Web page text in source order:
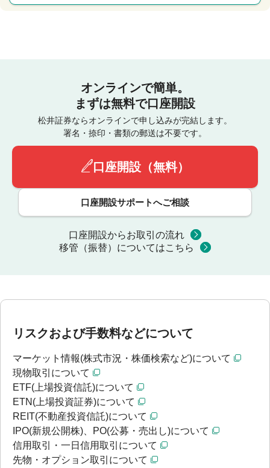
オンラインで簡単。
まずは無料で口座開設
松井証券ならオンラインで申し込みが完結します。
署名・捺印・書類の郵送は不要です。
口座開設（無料）
口座開設サポートへご相談
口座開設からお取引の流れ
移管（振替）についてはこちら
リスクおよび手数料などについて
マーケット情報(株式市況・株価検索など)について
現物取引について
ETF(上場投資信託)について
ETN(上場投資証券)について
REIT(不動産投資信託)について
IPO(新規公開株)、PO(公募・売出し)について
信用取引・一日信用取引について
先物・オプション取引について